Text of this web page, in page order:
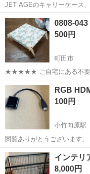
JET AGEのキャリーケース
ル素材を採用した、移動に
ハンドル部分は6段階まで伸
約47、奥行き約27、...
東京 江東区
0808-043
500円
町田市
★★★★★ ご自宅にある不要
みしませんか？ 家電、趣味
衣料服飾品、生活雑貨、家
ち込めます！ ※詳細はこ...
東京 町田市 その他
RGB
100円
小竹向原駅
閲覧ありがとうございます。 今まで使用していましたがもう使わなく
なりましたので、欲しい方
題なく使用できておりまし
ます。 受け渡しスケジュール
東京 練馬区 小竹向
インテリ
8,000円